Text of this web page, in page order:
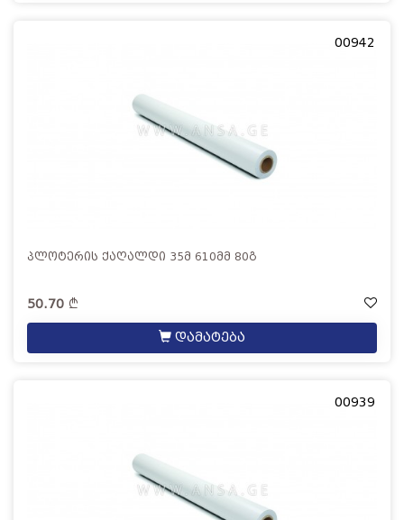
00942
პლოტერის ქაღალდი 35მ 610მმ 80გ
50.70
დამატება
00939